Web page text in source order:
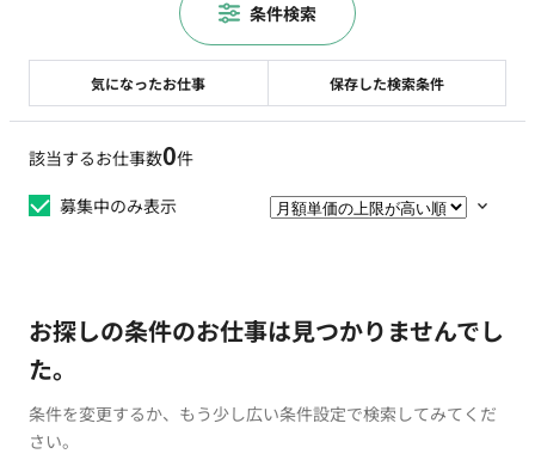
該当するお仕事数0件
募集中のみ表示
お探しの条件のお仕事は見つかりませんでし
た。
条件を変更するか、もう少し広い条件設定で検索してみてくだ
さい。
気になったお仕事 保存した検索条件
条件検索